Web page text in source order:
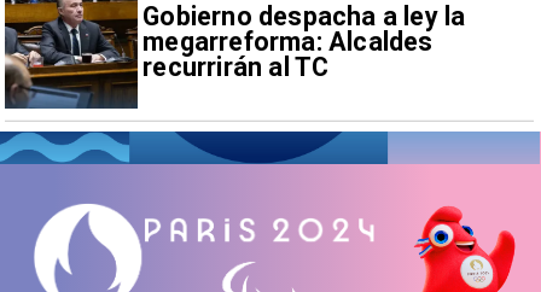
Gobierno despacha a ley la
megarreforma: Alcaldes
recurrirán al TC